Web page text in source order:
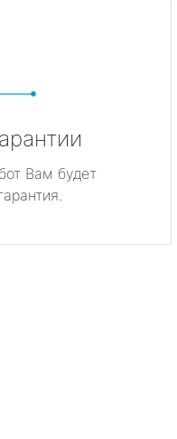
Вам будет